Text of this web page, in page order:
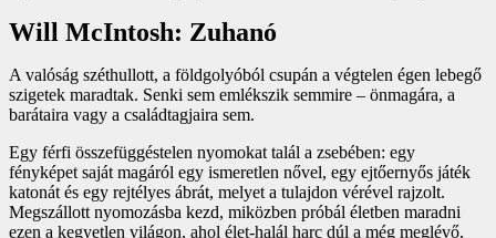
Will McIntosh: Zuhanó
A valóság széthullott, a földgolyóból csupán a végtelen égen lebegő
szigetek maradtak. Senki sem emlékszik semmire – önmagára, a
barátaira vagy a családtagjaira sem.
Egy férfi összefüggéstelen nyomokat talál a zsebében: egy
fényképet saját magáról egy ismeretlen nővel, egy ejtőernyős játék
katonát és egy rejtélyes ábrát, melyet a tulajdon vérével rajzolt.
Megszállott nyomozásba kezd, miközben próbál életben maradni
ezen a kegyetlen világon, ahol élet-halál harc dúl a még meglévő,